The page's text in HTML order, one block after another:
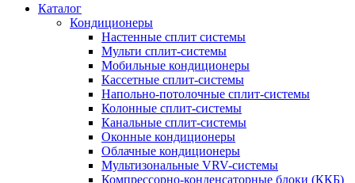
Каталог
Кондиционеры
Настенные сплит системы
Мульти сплит-системы
Мобильные кондиционеры
Кассетные сплит-системы
Напольно-потолочные сплит-системы
Колонные сплит-системы
Канальные сплит-системы
Оконные кондиционеры
Облачные кондиционеры
Мультизональные VRV-системы
Компрессорно-конденсаторные блоки (ККБ)